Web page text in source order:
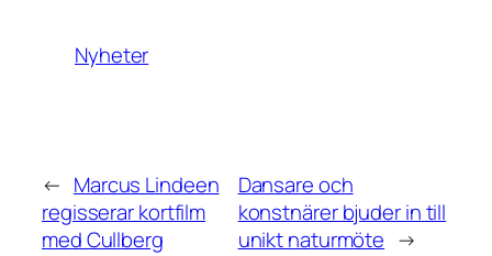
Nyheter
← Marcus Lindeen
regisserar kortfilm
med Cullberg
Dansare och
konstnärer bjuder in till
unikt naturmöte →